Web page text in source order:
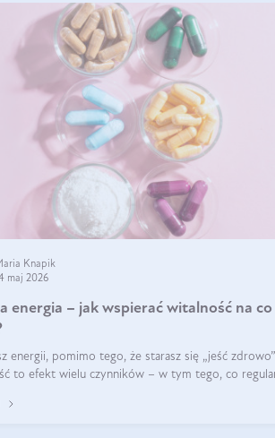
Knapik
maj 2026
energia – jak wspierać witalność na co
energii, pomimo tego, że starasz się „jeść
to efekt wielu czynników – w tym tego, co
od osoby